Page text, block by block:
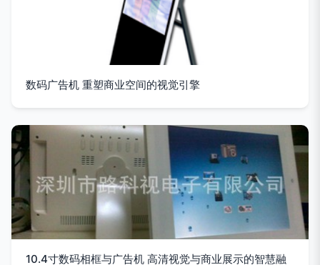
数码广告机 重塑商业空间的视觉引擎
10.4寸数码相框与广告机 高清视觉与商业展示的智慧融